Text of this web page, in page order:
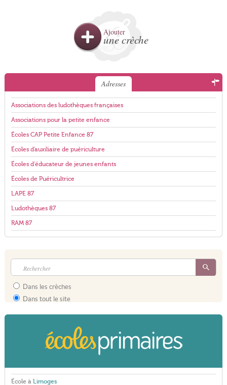
Ajouter
une crèche
Adresses
Associations des ludothèques françaises
Associations pour la petite enfance
Écoles CAP Petite Enfance 87
Écoles d'auxiliaire de puériculture
Écoles d'éducateur de jeunes enfants
Écoles de Puéricultrice
LAPE 87
Ludothèques 87
RAM 87
Dans les crèches
Dans tout le site
École à Limoges